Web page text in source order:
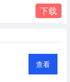
下载
查看